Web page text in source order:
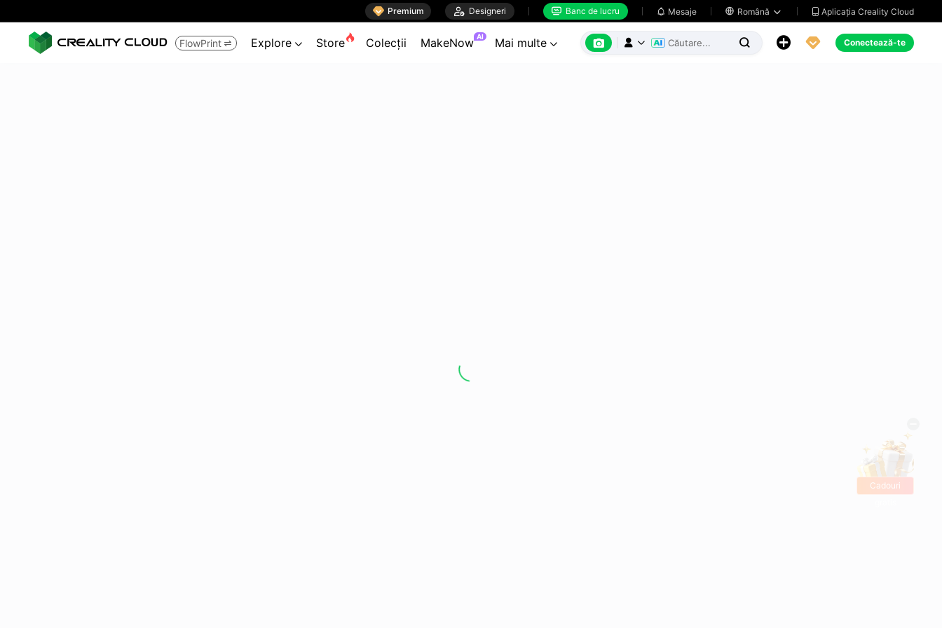
 Premium  Designeri  Banc de lucru  Mesaje  Română   Aplicația Creality Cloud
FlowPrint  Explore  Store Colecții MakeNow AI Mai multe        Conectează-te
Cadouri